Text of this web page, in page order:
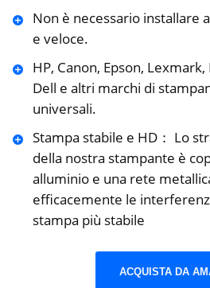
Non è necessario installare
e veloce.
HP, Canon, Epson,
Dell e altri marchi di
universali.
Stampa stabile e HD： Lo
della nostra stampante è
alluminio e una rete
efficacemente le
stampa più stabile
ACQUISTA DA